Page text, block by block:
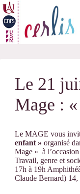
Passer
au
contenu
Le 21
Mage :
Le MAGE vous
enfant » organisé
Mage » à
Travail, genre et
17h à 19h
Claude Bernard) 14,